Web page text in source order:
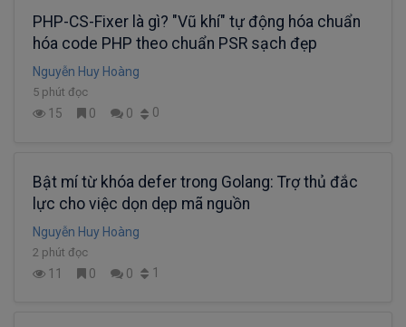
PHP-CS-Fixer là gì? "Vũ khí" tự động hóa chuẩn
hóa code PHP theo chuẩn PSR sạch đẹp
Nguyễn Huy Hoàng
5 phút đọc
15 0 0 0
Bật mí từ khóa defer trong Golang: Trợ thủ đắc
lực cho việc dọn dẹp mã nguồn
Nguyễn Huy Hoàng
2 phút đọc
11 0 0 1